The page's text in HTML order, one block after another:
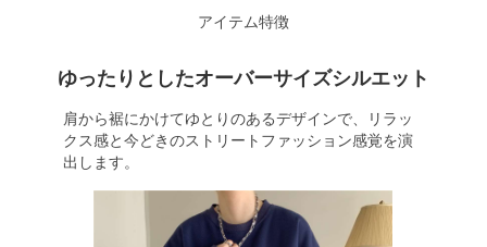
アイテム特徴
ゆったりとしたオーバーサイズシルエット
肩から裾にかけてゆとりのあるデザインで、リラッ
クス感と今どきのストリートファッション感覚を演
出します。